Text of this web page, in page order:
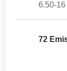
6.50-
72